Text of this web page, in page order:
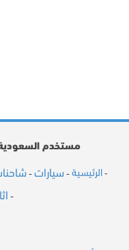
مستخدم
- الرئيسية - سيارات -
-